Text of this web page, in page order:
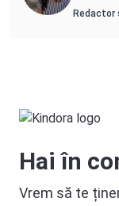
Hai în
Vrem să te